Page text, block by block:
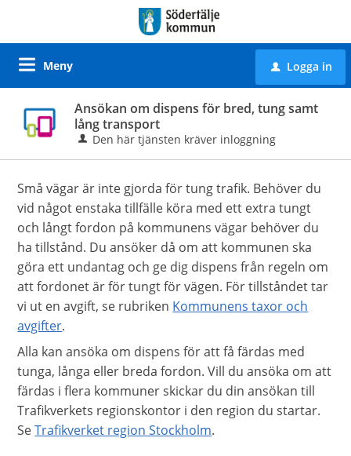
Meny u Logga in
Ansökan om dispens för bred, tung samt
lång transport
Den här tjänsten kräver inloggning
Små vägar är inte gjorda för tung trafik. Behöver du
vid något enstaka tillfälle köra med ett extra tungt
och långt fordon på kommunens vägar behöver du
ha tillstånd. Du ansöker då om att kommunen ska
göra ett undantag och ge dig dispens från regeln om
att fordonet är för tungt för vägen. För tillståndet tar
vi ut en avgift, se rubriken Kommunens taxor och
avgifter.
Alla kan ansöka om dispens för att få färdas med
tunga, långa eller breda fordon. Vill du ansöka om att
färdas i flera kommuner skickar du din ansökan till
Trafikverkets regionskontor i den region du startar.
SeTrafikverket region Stockholm.